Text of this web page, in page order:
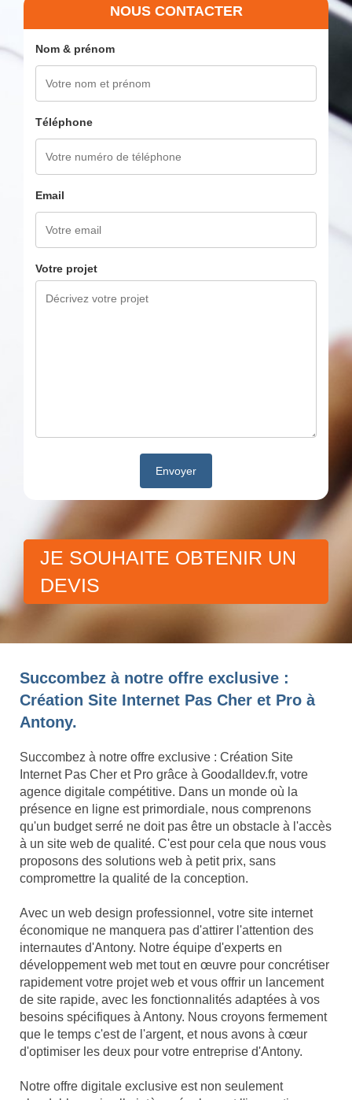
NOUS CONTACTER
Nom & prénom
Téléphone
Email
Votre projet
JE SOUHAITE OBTENIR UN
DEVIS
Succombez à notre offre exclusive :
Création Site Internet Pas Cher et Pro à
Antony.
Succombez à notre offre exclusive : Création Site
Internet Pas Cher et Pro grâce à Goodalldev.fr, votre
agence digitale compétitive. Dans un monde où la
présence en ligne est primordiale, nous comprenons
qu'un budget serré ne doit pas être un obstacle à l'accès
à un site web de qualité. C'est pour cela que nous vous
proposons des solutions web à petit prix, sans
compromettre la qualité de la conception.
Avec un web design professionnel, votre site internet
économique ne manquera pas d'attirer l'attention des
internautes d'Antony. Notre équipe d'experts en
développement web met tout en œuvre pour concrétiser
rapidement votre projet web et vous offrir un lancement
de site rapide, avec les fonctionnalités adaptées à vos
besoins spécifiques à Antony. Nous croyons fermement
que le temps c'est de l'argent, et nous avons à cœur
d'optimiser les deux pour votre entreprise d'Antony.
Notre offre digitale exclusive est non seulement